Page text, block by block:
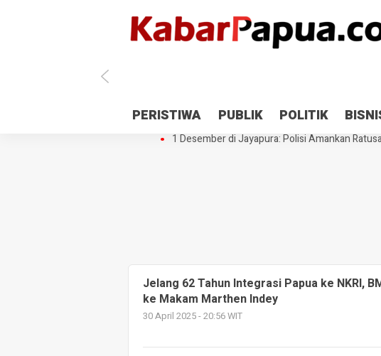
PERISTIWA PUBLIK POLITIK
Antisipasi 1 Desember, TNI Polri Patroli 2×24
Gedung Perpustakaan SMPN 5 Sentani
1 Desember di Jayapura: Polisi Amankan
Jelang 62 Tahun Integrasi Papua ke NKRI,
ke Makam Marthen Indey
30 April 2025 - 20:56 WIT